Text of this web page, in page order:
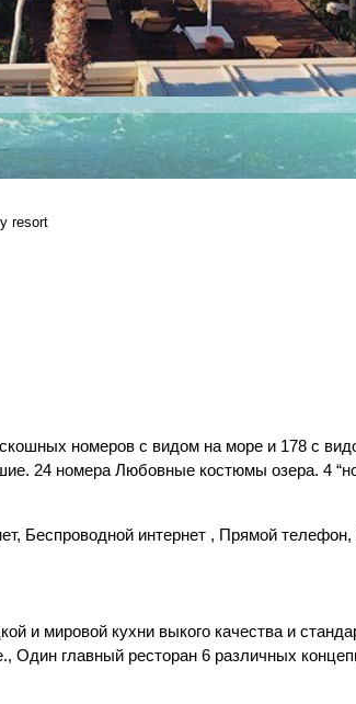
resort
номеров с видом на море и 178 с
24 номера Любовные костюмы озера. 4
Беспроводной интернет , Прямой
и мировой кухни выкого качества и
Один главный ресторан 6 различных